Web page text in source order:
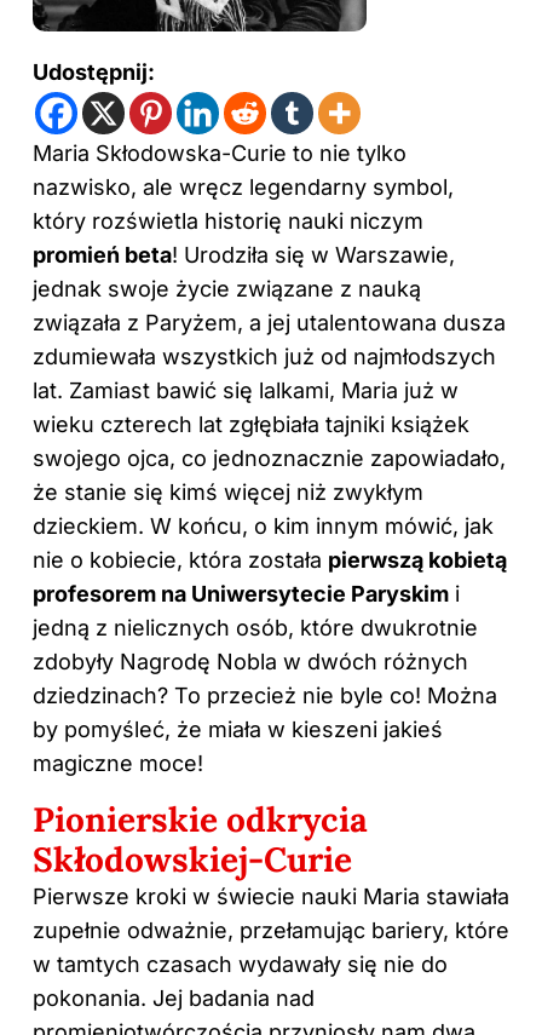
Udostępnij:
Maria Skłodowska-Curie to nie tylko
nazwisko, ale wręcz legendarny symbol,
który rozświetla historię nauki niczym
promień beta! Urodziła się w Warszawie,
jednak swoje życie związane z nauką
związała z Paryżem, a jej utalentowana dusza
zdumiewała wszystkich już od najmłodszych
lat. Zamiast bawić się lalkami, Maria już w
wieku czterech lat zgłębiała tajniki książek
swojego ojca, co jednoznacznie zapowiadało,
że stanie się kimś więcej niż zwykłym
dzieckiem. W końcu, o kim innym mówić, jak
nie o kobiecie, która została pierwszą kobietą
profesorem na Uniwersytecie Paryskim i
jedną z nielicznych osób, które dwukrotnie
zdobyły Nagrodę Nobla w dwóch różnych
dziedzinach? To przecież nie byle co! Można
by pomyśleć, że miała w kieszeni jakieś
magiczne moce!
Pionierskie odkrycia
Skłodowskiej-Curie
Pierwsze kroki w świecie nauki Maria stawiała
zupełnie odważnie, przełamując bariery, które
w tamtych czasach wydawały się nie do
pokonania. Jej badania nad